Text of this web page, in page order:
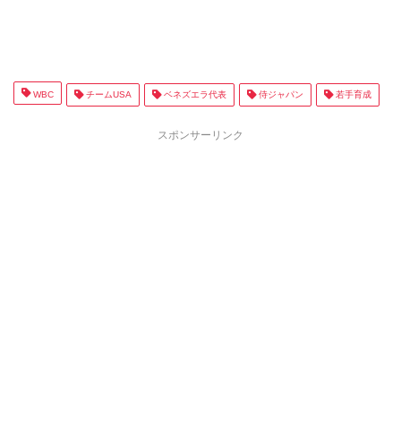
WBC チームUSA ベネズエラ代表 侍ジャパン 若手育成
スポンサーリンク